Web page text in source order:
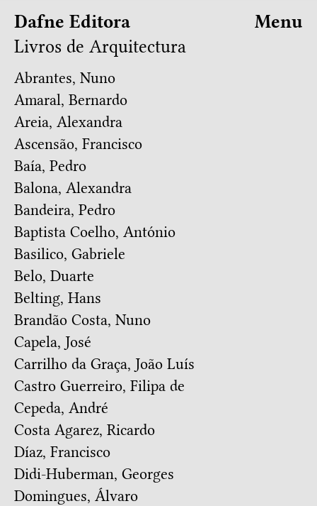
Dafne Editora
Livros de Arquitectura
Menu
Abrantes, Nuno
Amaral, Bernardo
Areia, Alexandra
Ascensão, Francisco
Baía, Pedro
Balona, Alexandra
Bandeira, Pedro
Baptista Coelho, António
Basilico, Gabriele
Belo, Duarte
Belting, Hans
Brandão Costa, Nuno
Capela, José
Carrilho da Graça, João Luís
Castro Guerreiro, Filipa de
Cepeda, André
Costa Agarez, Ricardo
Díaz, Francisco
Didi-Huberman, Georges
Domingues, Álvaro